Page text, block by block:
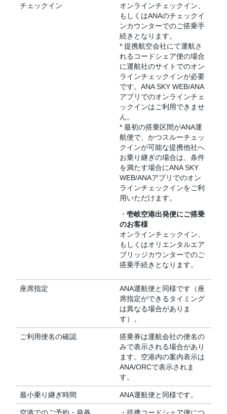
チェックイン
オンラインチェックイン、
もしくはANAのチェックイ
ンカウンターでのご搭乗手
続きとなります。
* 提携航空会社にて運航さ
れるコードシェア便の場合
に運航社のサイトでのオン
ラインチェックインが必要
です。ANA SKY WEB/ANA
アプリでのオンラインチェ
ックインはご利用できませ
ん。
* 最初の搭乗区間がANA運
航便で、かつスルーチェッ
クインが可能な提携他社へ
お乗り継ぎの場合は、条件
を満たす場合にANA SKY
WEB/ANAアプリでのオン
ラインチェックインをご利
用いただけます。
・ 壱岐空港出発便にご搭乗
のお客様
オンラインチェックイン、
もしくはオリエンタルエア
ブリッジカウンターでのご
搭乗手続きとなります。
座席指定
ANA運航便と同様です（座
席指定ができるタイミング
は異なる場合がありま
す）。
ご利用便名の確認
搭乗券は運航会社の便名の
みで表示される場合があり
ます。空港内の案内表示は
ANA/ORCで表示されま
す。
最小乗り継ぎ時間 ANA運航便と同様です。